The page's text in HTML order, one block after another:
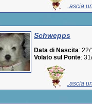
Lascia
Schwepps
Data di Nascita:
Volato sul Ponte:
Lascia